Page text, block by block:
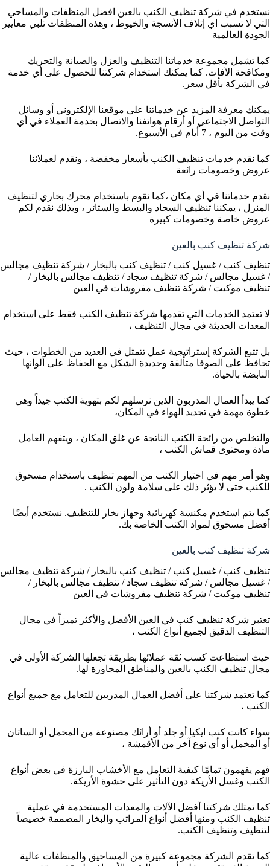
نستخدم في شركة تنظيف الكنب بالعين افضل المنظفات والمساحي
التي لا تسبب اي إتلاف الأنسجة والخيوط ، وهذه المنظفات تلبي معايير
الجودة العالمية
كما تشمل مجموعة خدماتنا التنظيف والعزل والصيانة والتحريك
ومكافحة الآفات. كما يمكنك استخدام شركتنا للحصول على أي خدمة
في الشركة بأقل سعر.
يمكنك معرفة المزيد عن خدماتنا على موقعنا الإلكتروني أو وسائل
التواصل الاجتماعي أو أرقام هواتفنا والاتصال بخدمة العملاء في أي
وقت من اليوم ، 7 أيام في الأسبوع.
كما نقدم خدمات تنظيف الكنب بأسعار مخفضة ، ونقدم لعملائنا
عروض وخصومات رائعة
نقدم خدماتنا في أي مكان ،كما نقوم باستخدام محرك بخاري لتنظيف
المنزل ، يمكننا تنظيف السجاد والبسط والستائر ، وبذلك نقدم لكم
عروض خاصة وخصومات كبيرة
شركة تنظيف كنب بالعين
تنظيف كنب / غسيل كنب / تنظيف كنب بالبخار / شركة تنظيف مجالس
/ غسيل مجالس / شركة تنظيف سجاد / تنظيف مجالس بالبخار /
تنظيف موكيت / شركة تنظيف مفروشات في العين
لا تعتمد الخدمات التي تقدمها شركة تنظيف الكنب فقط على استخدام
المعدات الحديثة في مجال التنظيف ،
بل تتبع الشركة إستراتيجية عمل تتمثل في العديد من الخطوات ، حيث
تحافظ على الصوفا متألقة وجديدة الشكل مع الحفاظ على ألوانها
النابضة بالحياة.
كما يبدأ العمال المدربون الذين نرسلهم لكم بتهوية الكنب جيداً وهي
خطوة مهمة في تجديد الهواء في المكان،
والتخلص من رائحة الكنب الناتجة عن غلق المكان ، ويتفهم العامل
مادة ومحتوى قماش الكنب ،
وهو أمر مهم في اختيار الكنب من المهم تنظيف باستخدام مسحوق
للكنب حتى لا يؤثر ذلك على سلامة ولون الكنب .
كما يتم استخدم مكنسة كهربائية وجهاز بخار للتنظيف. نستخدم أيضًا
أفضل مسحوق لمواد الكنب الخاصة بك.
شركة تنظيف كنب بالعين
تنظيف كنب / غسيل كنب / تنظيف كنب بالبخار / شركة تنظيف مجالس
/ غسيل مجالس / شركة تنظيف سجاد / تنظيف مجالس بالبخار /
تنظيف موكيت / شركة تنظيف مفروشات في العين
تعتبر شركة تنظيف كنب في العين الأفضل والأكثر تميزاً في مجال
التنظيف الدقيق لجميع أنواع الكنب ،
حيث استطاعت كسب ثقة عملائها بطريقة تجعلها الشركة الأولى في
مجال تنظيف الكنب بالعين والمناطق المجاورة لها.
كما تعتمد شركتنا على أفضل العمال المدربين للتعامل مع جميع أنواع
الكنب ،
سواء كانت كنب ايكيا أو جلد أو أرائك مصنوعة من المخمل أو الساتان
أو المخمل أو أي نوع آخر من الأقمشة ،
فهم يفهمون تمامًا كيفية التعامل مع الأخشاب البارزة في بعض أنواع
الكنب وغسل الأريكة دون التأثير على حشوة الأريكة.
كما تمتلك شركتنا أفضل الآلات والمعدات المستخدمة في عملية
تنظيف الكنب ومنها أفضل أنواع المراتب والبخار المصممة خصيصاً
لتنظيف وتنظيف الكنب.
كما تقدم الشركة مجموعة كبيرة من المساحيق والمنظفات عالية